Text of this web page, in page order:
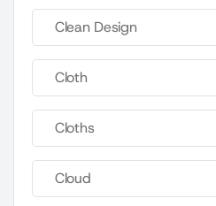
Clean Design
Cloth
Cloths
Cloud